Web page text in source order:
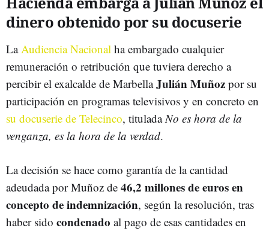
dinero obtenido por su docuserie
LaAudiencia Nacional ha embargado cualquier
remuneración o retribución que tuviera derecho a
percibir el exalcalde de MarbellaJulián Muñoz por su
participación en programas televisivos y en concreto en
su docuserie de Telecinco, tituladaNo es hora de la
venganza, es la hora de la verdad.
La decisión se hace como garantía de la cantidad
adeudada por Muñoz de 46,2 millones de euros en
concepto de indemnización, según la resolución, tras
haber sido condenado al pago de esas cantidades en